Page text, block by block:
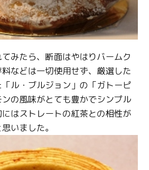
みたら、断面はやはりバームク
などは一切使用せず、厳選した
ル・ブルジョン」の「ガトーピ
の風味がとても豊かでシンプル
はストレートの紅茶との相性が
いました。